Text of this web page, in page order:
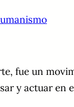
fue un
y actuar en